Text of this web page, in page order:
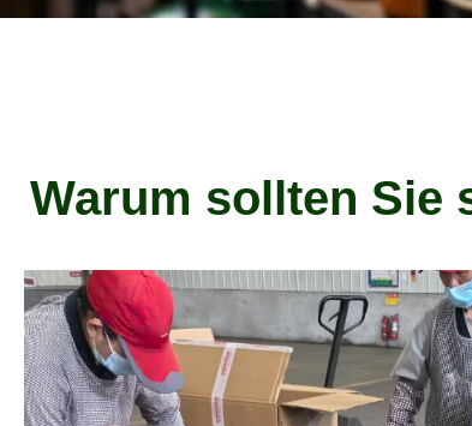
Warum sollten Sie